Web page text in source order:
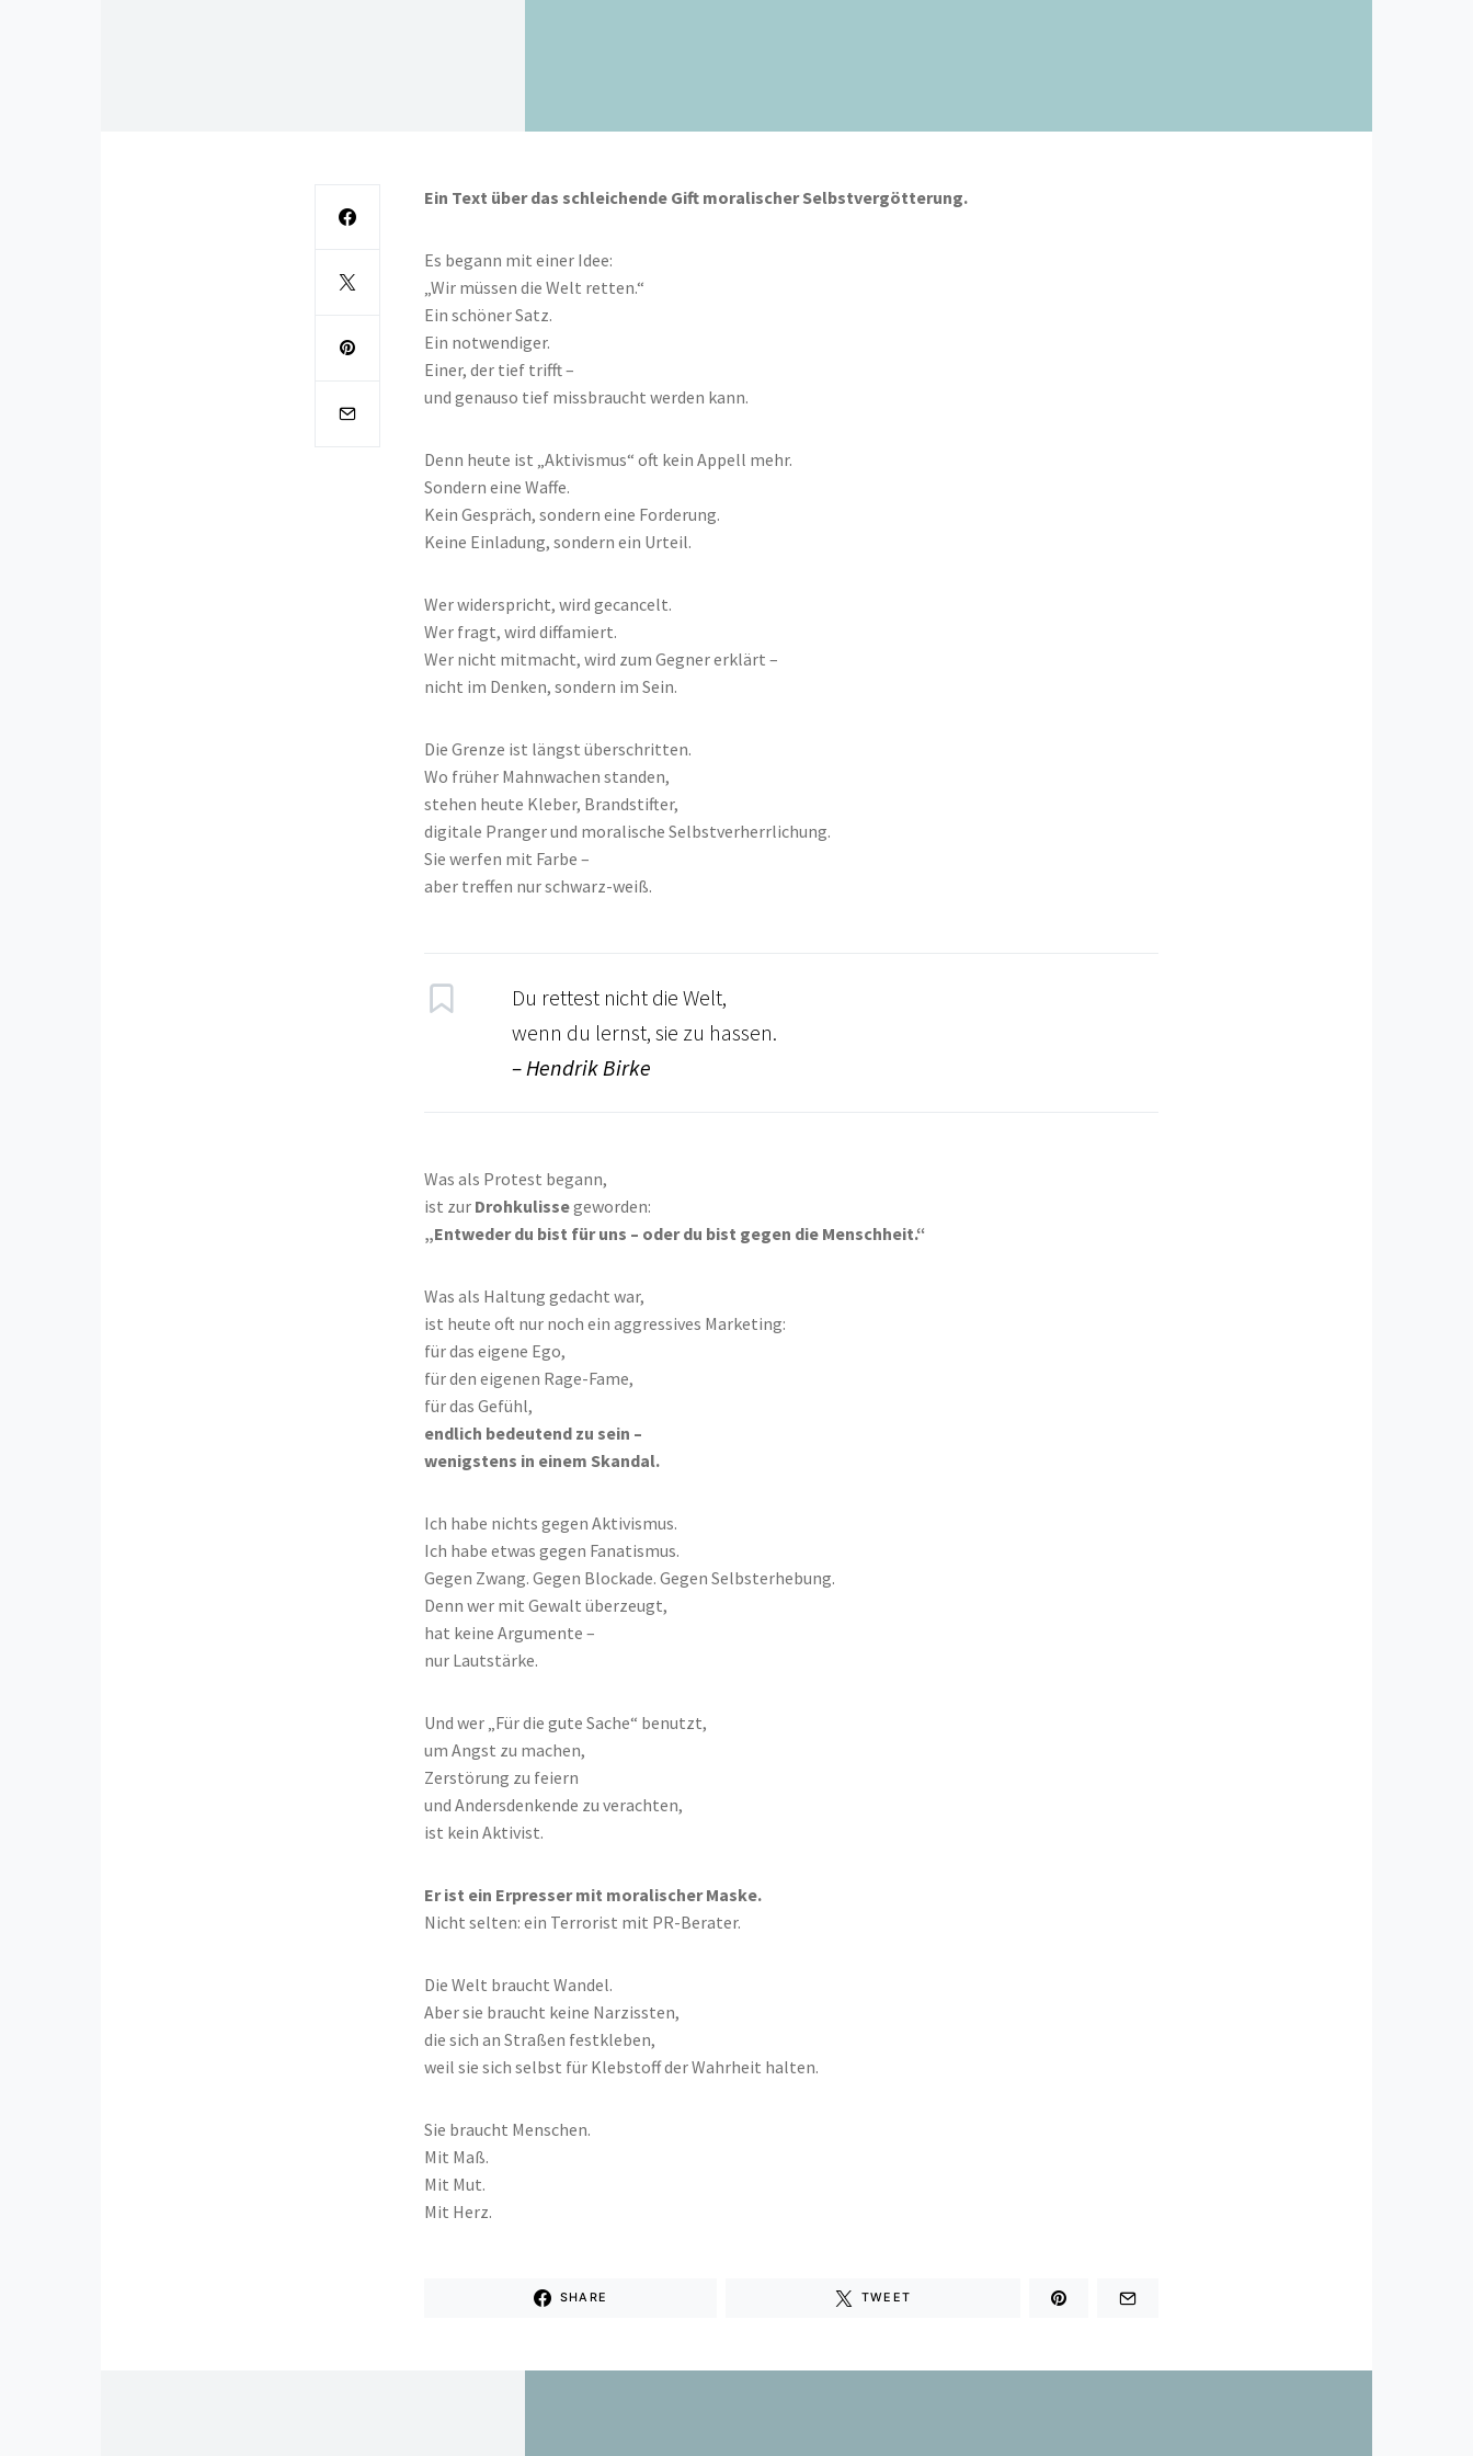
Ein Text über das schleichende Gift moralischer Selbstvergötterung.
Es begann mit einer Idee:
„Wir müssen die Welt retten.“
Ein schöner Satz.
Ein notwendiger.
Einer, der tief trifft –
und genauso tief missbraucht werden kann.
Denn heute ist „Aktivismus“ oft kein Appell mehr.
Sondern eine Waffe.
Kein Gespräch, sondern eine Forderung.
Keine Einladung, sondern ein Urteil.
Wer widerspricht, wird gecancelt.
Wer fragt, wird diffamiert.
Wer nicht mitmacht, wird zum Gegner erklärt –
nicht im Denken, sondern im Sein.
Die Grenze ist längst überschritten.
Wo früher Mahnwachen standen,
stehen heute Kleber, Brandstifter,
digitale Pranger und moralische Selbstverherrlichung.
Sie werfen mit Farbe –
aber treffen nur schwarz-weiß.
Du rettest nicht die Welt,
wenn du lernst, sie zu hassen.
– Hendrik Birke
Was als Protest begann,
ist zur Drohkulissegeworden:
„Entweder du bist für uns – oder du bist gegen die Menschheit.“
Was als Haltung gedacht war,
ist heute oft nur noch ein aggressives Marketing:
für das eigene Ego,
für den eigenen Rage-Fame,
für das Gefühl,
endlich bedeutend zu sein –
wenigstens in einem Skandal.
Ich habe nichts gegen Aktivismus.
Ich habe etwas gegen Fanatismus.
Gegen Zwang. Gegen Blockade. Gegen Selbsterhebung.
Denn wer mit Gewalt überzeugt,
hat keine Argumente –
nur Lautstärke.
Und wer „Für die gute Sache“ benutzt,
um Angst zu machen,
Zerstörung zu feiern
und Andersdenkende zu verachten,
ist kein Aktivist.
Er ist ein Erpresser mit moralischer Maske.
Nicht selten: ein Terrorist mit PR-Berater.
Die Welt braucht Wandel.
Aber sie braucht keine Narzissten,
die sich an Straßen festkleben,
weil sie sich selbst für Klebstoff der Wahrheit halten.
Sie braucht Menschen.
Mit Maß.
Mit Mut.
Mit Herz.
SHARE TWEET